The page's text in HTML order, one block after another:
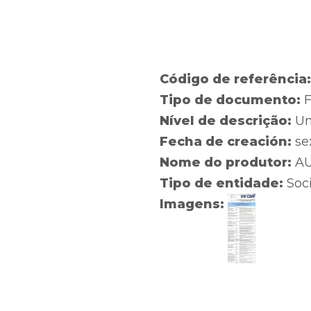
Código de referência:
Tipo de documento:
Nível de descrição:
Fecha de creación:
Nome do produtor:
Tipo de entidade:
Imagens: